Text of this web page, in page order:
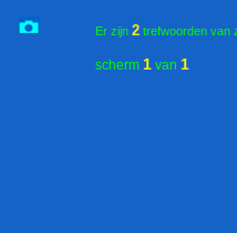
Er zijn 2 trefwoorden van
scherm 1 van 1